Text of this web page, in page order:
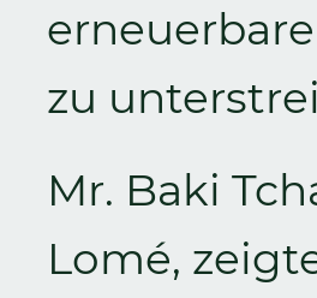
zu
Mr. Baki
Lomé,